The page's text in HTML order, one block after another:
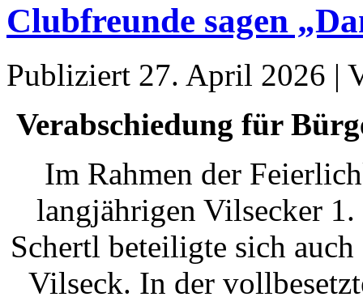
Clubfreunde sagen
Publiziert 27. April 2026 |
Verabschiedung für
Im Rahmen der
langjährigen Vilsecker
Schertl beteiligte sich
Vilseck. In der